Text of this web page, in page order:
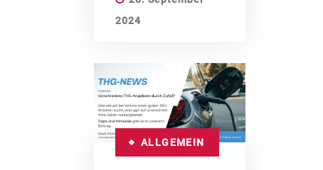
2024
ALLGEMEIN